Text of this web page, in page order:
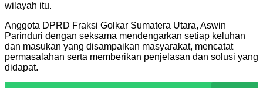
wilayah itu.
Anggota DPRD Fraksi Golkar Sumatera Utara, Aswin
Parinduri dengan seksama mendengarkan setiap keluhan
dan masukan yang disampaikan masyarakat, mencatat
permasalahan serta memberikan penjelasan dan solusi yang
didapat.